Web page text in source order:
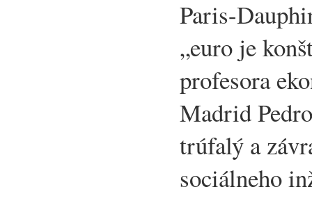
Paris-
„euro je
profesora
Madrid
trúfalý a
sociálneho